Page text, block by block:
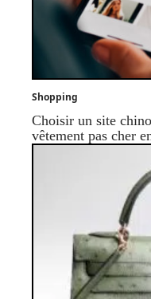
Shopping
Choisir un site
vêtement pas cher